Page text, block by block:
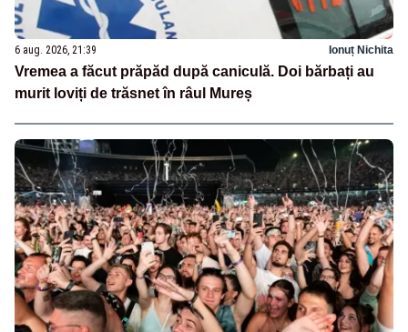
6 aug. 2026, 21:39 Ionuț Nichita
Vremea a făcut prăpăd după caniculă. Doi bărbați au
murit loviți de trăsnet în râul Mureș